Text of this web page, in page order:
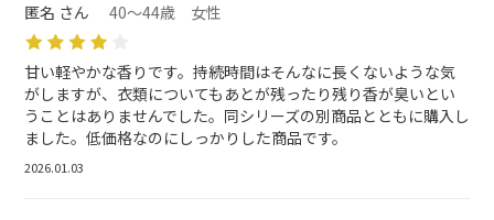
匿名 さん 40～44歳 女性
甘い軽やかな香りです。持続時間はそんなに長くないような気
がしますが、衣類についてもあとが残ったり残り香が臭いとい
うことはありませんでした。同シリーズの別商品とともに購入し
ました。低価格なのにしっかりした商品です。
2026.01.03